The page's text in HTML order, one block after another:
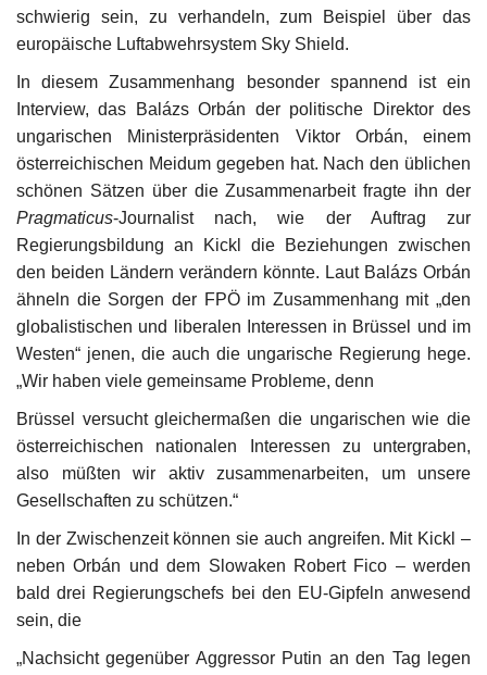
schwierig sein, zu verhandeln, zum Beispiel über das
europäische Luftabwehrsystem Sky Shield.
In diesem Zusammenhang besonder spannend ist ein
Interview, das Balázs Orbán der politische Direktor des
ungarischen Ministerpräsidenten Viktor Orbán, einem
österreichischen Meidum gegeben hat. Nach den üblichen
schönen Sätzen über die Zusammenarbeit fragte ihn der
Pragmaticus-Journalist nach, wie der Auftrag zur
Regierungsbildung an Kickl die Beziehungen zwischen
den beiden Ländern verändern könnte. Laut Balázs Orbán
ähneln die Sorgen der FPÖ im Zusammenhang mit „den
globalistischen und liberalen Interessen in Brüssel und im
Westen“ jenen, die auch die ungarische Regierung hege.
„Wir haben viele gemeinsame Probleme, denn
Brüssel versucht gleichermaßen die ungarischen wie die
österreichischen nationalen Interessen zu untergraben,
also müßten wir aktiv zusammenarbeiten, um unsere
Gesellschaften zu schützen.“
In der Zwischenzeit können sie auch angreifen. Mit Kickl –
neben Orbán und dem Slowaken Robert Fico – werden
bald drei Regierungschefs bei den EU-Gipfeln anwesend
sein, die
„Nachsicht gegenüber Aggressor Putin an den Tag legen